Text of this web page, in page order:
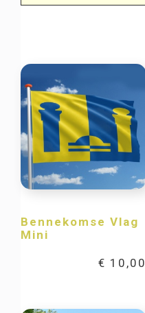
Bennekomse Vlag
Mini
€ 10,00